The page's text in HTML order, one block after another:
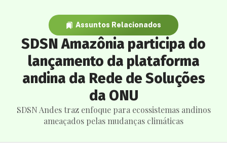
Assuntos Relacionados
SDSN Amazônia participa do
lançamento da plataforma
andina da Rede de Soluções
da ONU
SDSN Andes traz enfoque para ecossistemas andinos
ameaçados pelas mudanças climáticas